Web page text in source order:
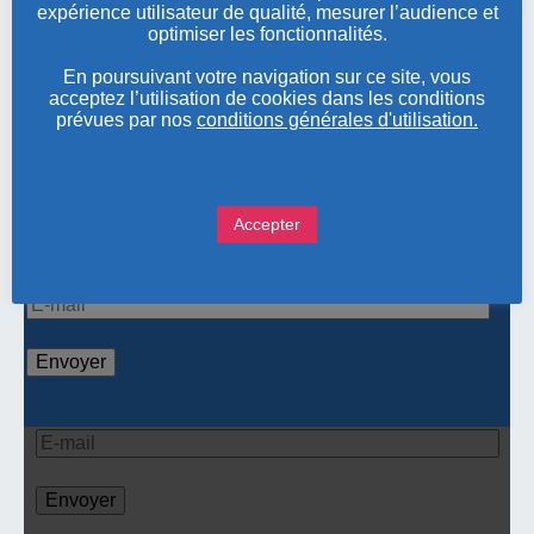
colloque.
INSCRIPTION
Pour nous contacter ou obtenir des
informations sur nos évènements,
renseignez votre adresse e-mail
Pour nous contacter ou obtenir des informations sur
expérience utilisateur de qualité, mesurer l’audience et
optimiser les fonctionnalités.
En poursuivant votre navigation sur ce site, vous
acceptez l’utilisation de cookies dans les conditions
prévues par nos conditions générales d'utilisation.
Accepter